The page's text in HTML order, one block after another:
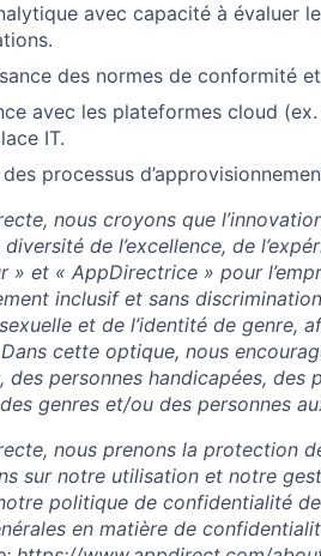
avec capacité à évaluer
des normes de conformité
avec les plateformes cloud
IT.
processus
nous croyons que
de l’excellence, de
» et « AppDirectrice » pour
inclusif et sans
et de l’identité de genre,
Dans cette optique, nous
des personnes handicapées,
genres et/ou des personnes
nous prenons la protection
sur notre utilisation et notre
politique de confidentialité
en matière de